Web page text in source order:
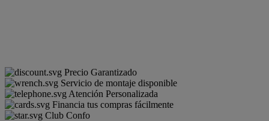
Precio Garantizado
Servicio de montaje disponible
Atención Personalizada
Financia tus compras fácilmente
Club Confo